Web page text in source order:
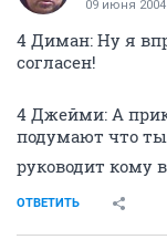
09 июня 2004
4 Диман: Ну я
согласен!
4 Джейми: А
подумают что ты
руководит кому
ОТВЕТИТЬ